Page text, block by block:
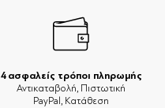
4 ασφαλείς τρόποι πληρωμής
Αντικαταβολή, Πιστωτική
PayPal, Κατάθεση